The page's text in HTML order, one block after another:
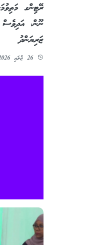
ރޭޓިންގ
ނޫން،
ޒަރިޔަންދު
26 ޖުލައި 2026